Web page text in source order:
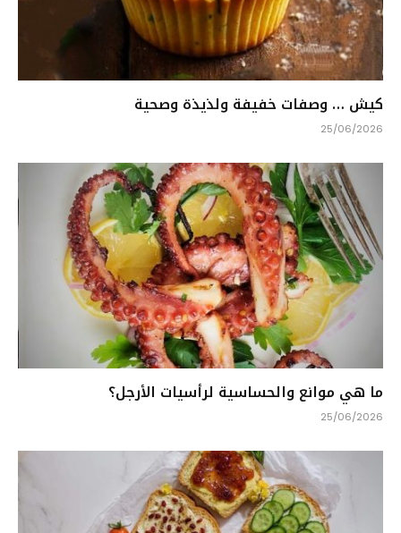
كيش … وصفات خفيفة ولذيذة وصحية
25/06/2026
ما هي موانع والحساسية لرأسيات الأرجل؟
25/06/2026